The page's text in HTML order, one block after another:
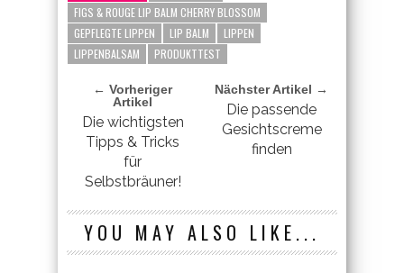
FIGS & ROUGE LIP BALM CHERRY BLOSSOM
GEPFLEGTE LIPPEN
LIP BALM
LIPPEN
LIPPENBALSAM
PRODUKTTEST
← Vorheriger
Artikel
Die wichtigsten
Tipps & Tricks
für
Selbstbräuner!
Nächster Artikel →
Die passende
Gesichtscreme
finden
YOU MAY ALSO LIKE...